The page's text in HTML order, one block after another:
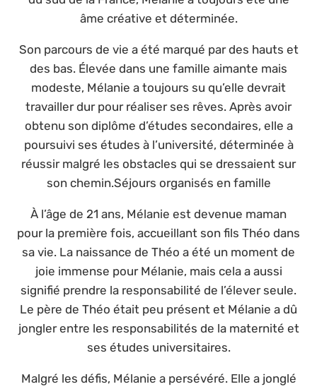
âme créative et déterminée.
Son parcours de vie a été marqué par des hauts et
des bas. Élevée dans une famille aimante mais
modeste, Mélanie a toujours su qu’elle devrait
travailler dur pour réaliser ses rêves. Après avoir
obtenu son diplôme d’études secondaires, elle a
poursuivi ses études à l’université, déterminée à
réussir malgré les obstacles qui se dressaient sur
son chemin.Séjours organisés en famille
À l’âge de 21 ans, Mélanie est devenue maman
pour la première fois, accueillant son fils Théo dans
sa vie. La naissance de Théo a été un moment de
joie immense pour Mélanie, mais cela a aussi
signifié prendre la responsabilité de l’élever seule.
Le père de Théo était peu présent et Mélanie a dû
jongler entre les responsabilités de la maternité et
ses études universitaires.
Malgré les défis, Mélanie a persévéré. Elle a jonglé